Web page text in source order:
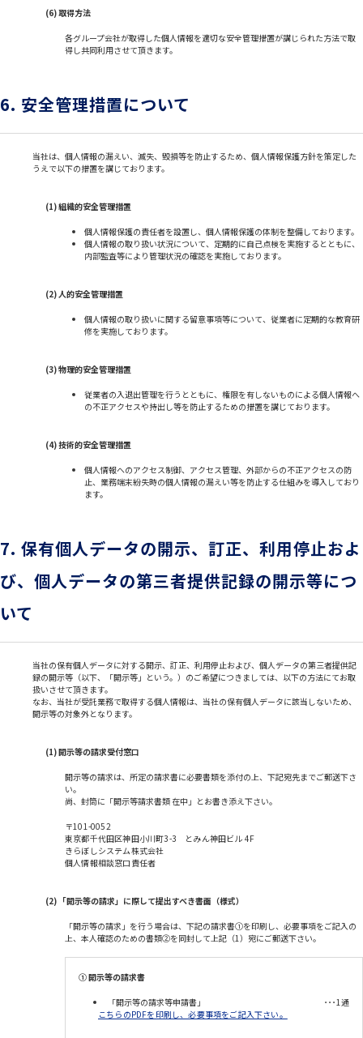
(6) 取得方法
各グループ会社が取得した個人情報を適切な安全管理措置が講じられた方法で取
得し共同利用させて頂きます。
6. 安全管理措置について
当社は、個人情報の漏えい、滅失、毀損等を防止するため、個人情報保護方針を策定した
うえで以下の措置を講じております。
(1) 組織的安全管理措置
個人情報保護の責任者を設置し、個人情報保護の体制を整備しております。
個人情報の取り扱い状況について、定期的に自己点検を実施するとともに、
内部監査等により管理状況の確認を実施しております。
(2) 人的安全管理措置
個人情報の取り扱いに関する留意事項等について、従業者に定期的な教育研
修を実施しております。
(3) 物理的安全管理措置
従業者の入退出管理を行うとともに、権限を有しないものによる個人情報へ
の不正アクセスや持出し等を防止するための措置を講じております。
(4) 技術的安全管理措置
個人情報へのアクセス制御、アクセス管理、外部からの不正アクセスの防
止、業務端末紛失時の個人情報の漏えい等を防止する仕組みを導入しており
ます。
7. 保有個人データの開示、訂正、利用停止およ
び、個人データの第三者提供記録の開示等につ
いて
当社の保有個人データに対する開示、訂正、利用停止および、個人データの第三者提供記
録の開示等（以下、「開示等」という。）のご希望につきましては、以下の方法にてお取
扱いさせて頂きます。
なお、当社が受託業務で取得する個人情報は、当社の保有個人データに該当しないため、
開示等の対象外となります。
(1) 開示等の請求受付窓口
開示等の請求は、所定の請求書に必要書類を添付の上、下記宛先までご郵送下さ
い。
尚、封筒に「開示等請求書類 在中」とお書き添え下さい。
〒101-0052
東京都千代田区神田小川町3-3 とみん神田ビル 4F
きらぼしシステム株式会社
個人情報相談窓口責任者
(2) 「開示等の請求」に際して提出すべき書面（様式）
「開示等の請求」を行う場合は、下記の請求書①を印刷し、必要事項をご記入の
上、本人確認のための書類②を同封して上記（1）宛にご郵送下さい。
①開示等の請求書
「開示等の請求等申請書」
･･･1通
こちらのPDFを印刷し、必要事項をご記入下さい。